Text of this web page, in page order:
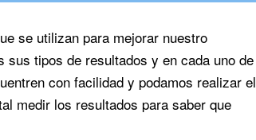
se utilizan para mejorar nuestro
sus tipos de resultados y en cada uno de
con facilidad y podamos realizar el
medir los resultados para saber que